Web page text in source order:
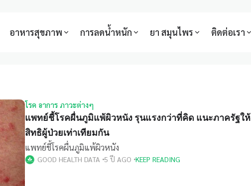
อาหารสุขภาพ การลดน้ำหนัก ยา สมุนไพร ติดต่อเรา
โรค อาการ ภาวะต่างๆ
แพทย์ชี้โรคผื่นภูมิแพ้ผิวหนัง รุนแรงกว่าที่คิด แนะภาครัฐให้
สิทธิผู้ป่วยเท่าเทียมกัน
แพทย์ชี้โรคผื่นภูมิแพ้ผิวหนัง
GOOD HEALTH DATA 5 ปี AGO KEEP READING